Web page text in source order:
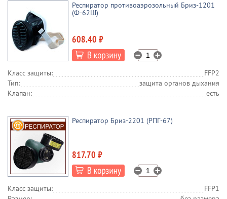
Респиратор противоаэрозольный Бриз-1201
(Ф-62Ш)
608.40 ₽
Класс защиты:
FFP2
Тип:
защита органов дыхания
Клапан:
есть
Респиратор Бриз-2201 (РПГ-67)
817.70 ₽
Класс защиты:
FFP1